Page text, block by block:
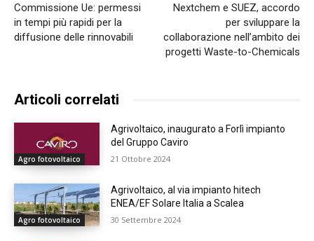
Commissione Ue: permessi
in tempi più rapidi per la
diffusione delle rinnovabili
Nextchem e SUEZ, accordo
per sviluppare la
collaborazione nell’ambito dei
progetti Waste-to-Chemicals
Articoli correlati
Agro fotovoltaico
Agrivoltaico, inaugurato a Forlì impianto
del Gruppo Caviro
21 Ottobre 2024
Agro fotovoltaico
Agrivoltaico, al via impianto hitech
ENEA/EF Solare Italia a Scalea
30 Settembre 2024